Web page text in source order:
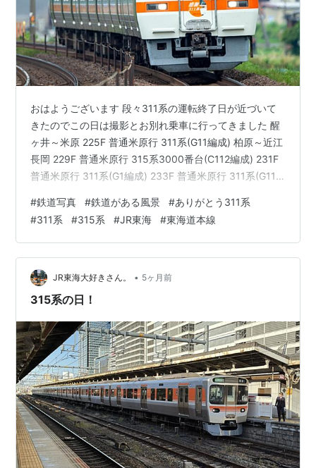
おはようございます 段々311系の運転終了日が近づいて
きたのでこの日は撮影とお別れ乗車に行ってきました 醒
ヶ井～米原 225F 普通米原行 311系(G11編成) 柏原～近江
長岡 229F 普通米原行 315系3000番台(C112編成) 231F
普通米原行 311系(G1編成) 233F 普通米原行 311系(G11
2902F さすがに岡崎までは行けないので少しだけ乗車し
ました 車内の広告も特別仕様‼ 快速岡崎行 311系(G11編
成) 最後までご覧いただきありがとうございました。
#鉄道写真 #鉄道がある風景 #ありがとう311系
#311系 #315系 #JR東海 #東海道本線
JR東海大好きさん。 • 5ヶ月前
315系の日！